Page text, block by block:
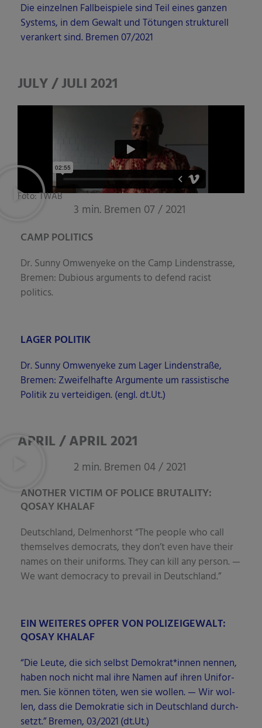
Die ein­zel­nen Fall­bei­spie­le sind Teil eines gan­zen
Sys­tems, in dem Gewalt und Tötun­gen struk­tu­rell
ver­an­kert sind. Bre­men 07/2021
JULY / JULI 2021
Foto: TWAB
3 min. Bremen 07 / 2021
CAMP POLITICS
Dr. Sun­ny Omwe­ny­e­ke on the Camp Lin­den­stras­se,
Bre­men: Dubio­us argu­ments to defend racist
politics.
LAGER POLITIK
Dr. Sun­ny Omwe­ny­e­ke zum Lager Lin­den­stra­ße,
Bre­men: Zwei­fel­haf­te Argu­men­te um ras­sis­ti­sche
Poli­tik zu ver­tei­di­gen. (engl. dt.Ut.)
APRIL / APRIL 2021
2 min. Bremen 04 / 2021
ANOTHER VICTIM OF POLICE BRUTALITY:
QOSAY KHALAF
Deutsch­land, Del­men­horst “The peo­p­le who call
them­sel­ves demo­crats, they don’t even have their
names on their uni­forms. They can kill any per­son. —
We want demo­cra­cy to pre­vail in Deutschland.”
EIN WEITERES OPFER VON POLIZEIGEWALT:
QOSAY KHALAF
“Die Leu­te, die sich selbst Demokrat*innen nen­nen,
haben noch nicht mal ihre Namen auf ihren Uni­for­
men. Sie kön­nen töten, wen sie wol­len. — Wir wol­
len, dass die Demo­kra­tie sich in Deutsch­land durch­
setzt.” Bre­men, 03/2021 (dt.Ut.)